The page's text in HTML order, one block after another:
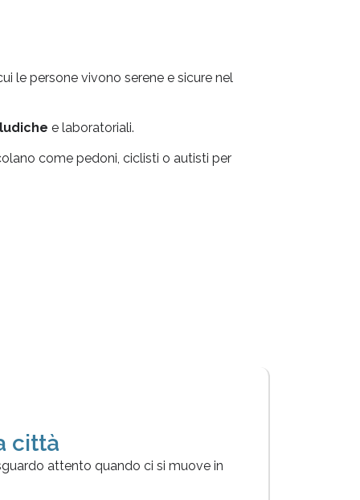
le persone vivono serene e sicure nel
e laboratoriali.
come pedoni, ciclisti o autisti per
città
attento quando ci si muove in